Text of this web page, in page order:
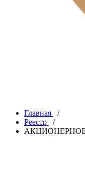
Главная
/
Реестр
/